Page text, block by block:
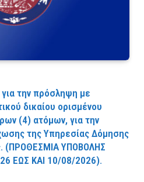
την πρόσληψη με
δικαίου ορισμένου
(4) ατόμων, για την
της Υπηρεσίας Δόμησης
YΠOBOΛHΣ
EΩΣ KAI 10/08/2026).